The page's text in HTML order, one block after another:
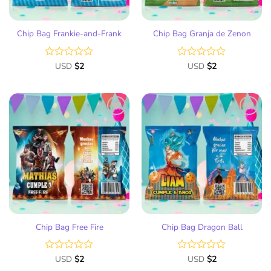
Chip Bag Frankie-and-Frank
Valorado
de
USD $2
Chip Bag Granja de Zenon
Valorado
de
USD $2
Añadir
a la
lista
de
deseos
Chip Bag Free Fire
Valorado
USD $2
Añadir
a la
lista
de
deseos
Chip Bag Dragon Ball
Valorado
USD $2